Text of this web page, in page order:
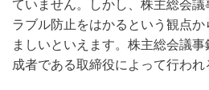
ていません。しかし、株主総会議
ラブル防止をはかるという観点
ましいといえます。株主総会議
成者である取締役によって行われ